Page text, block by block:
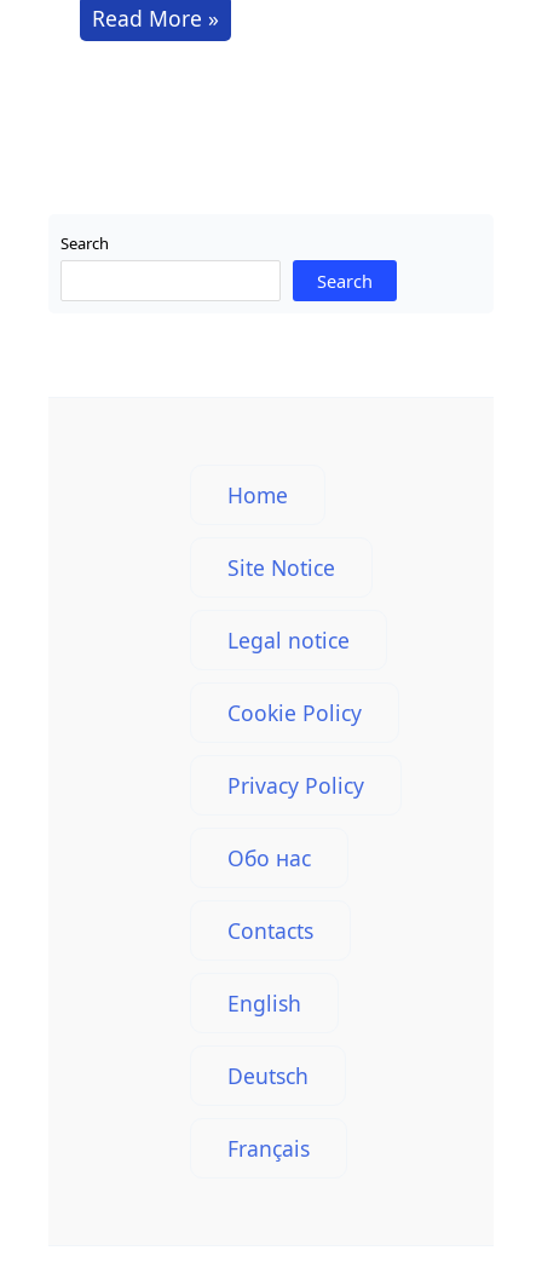
Работа
на
духа
Read More »
Search
Search
Home
Site Notice
Legal notice
Cookie Policy
Privacy Policy
Обо нас
Contacts
English
Deutsch
Français